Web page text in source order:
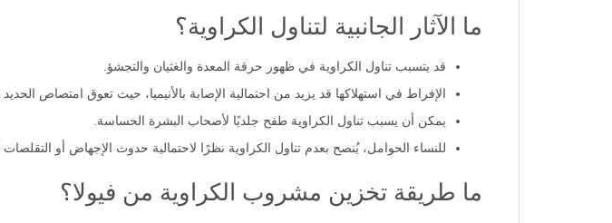
ما الآثار الجانبية لتناول الكراوية؟
قد يتسبب تناول الكراوية في ظهور حرقة المعدة والغثيان والتجشؤ.
الإفراط في استهلاكها قد يزيد من احتمالية الإصابة بالأنيميا، حيث تعوق امتصاص
يمكن أن يسبب تناول الكراوية طفح جلديًا لأصحاب البشرة الحساسة.
للنساء الحوامل، يُنصح بعدم تناول الكراوية نظرًا لاحتمالية حدوث الإجهاض أو
ما طريقة تخزين مشروب الكراوية من فيولا؟